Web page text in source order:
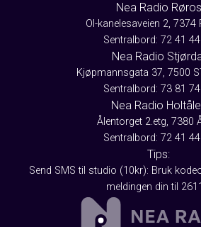
Nea Radio Røros
Ol-kanelesaveien 2, 7374
Sentralbord: 72 41
Nea Radio
Kjøpmannsgata 37, 7500
Sentralbord: 73 81
Nea Radio
Ålentorget 2.etg, 7380
Sentralbord: 72 41
Tips:
Send SMS til studio (10kr): Bruk
meldingen din til